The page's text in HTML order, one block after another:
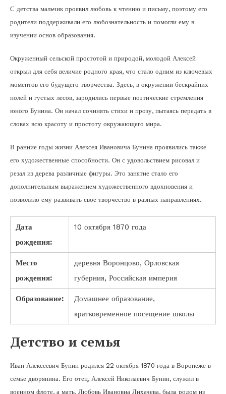
С детства мальчик проявил любовь к чтению и письму, поэтому его
родители поддерживали его любознательность и помогли ему в
изучении основ образования.
Окруженный сельской простотой и природой, молодой Алексей
открыл для себя величие родного края, что стало одним из ключевых
моментов его будущего творчества. Здесь, в окружении бескрайних
полей и густых лесов, зародились первые поэтические стремления
юного Бунина. Он начал сочинять стихи и прозу, пытаясь передать в
словах всю красоту и простоту окружающего мира.
В ранние годы жизни Алексея Ивановича Бунина проявились также
его художественные способности. Он с удовольствием рисовал и
резал из дерева различные фигуры. Это занятие стало его
дополнительным выражением художественного вдохновения и
позволило ему развивать свое творчество в разных направлениях.
Дата
рождения:
10 октября 1870 года
Место
рождения:
деревня Воронцово, Орловская
губерния, Российская империя
Образование:
Домашнее образование,
кратковременное посещение школы
Детство и семья
Иван Алексеевич Бунин родился 22 октября 1870 года в Воронеже в
семье дворянина. Его отец, Алексей Николаевич Бунин, служил в
военном флоте, а мать, Любовь Ивановна Лихачева, была родом из